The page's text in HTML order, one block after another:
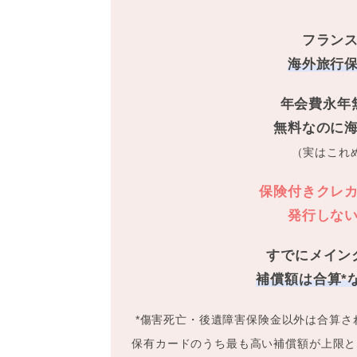
フラン
海外旅行
年会費永年
無料なのに
（実はこ
保険付きクレ
発行しな
すでにメイン
補償額は合算*
*傷害死亡・後遺障害保険金以外は合算
保有カードのうち最も高い補償額が上限